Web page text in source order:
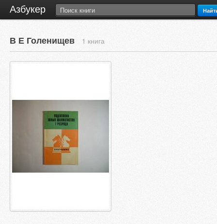
Азбукер
В Е Голенищев 1 книга